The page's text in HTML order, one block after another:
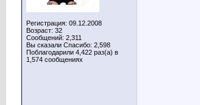
Регистрация: 09.12.2008
Возраст: 32
Сообщений: 2,311
Вы сказали Спасибо: 2,598
Поблагодарили 4,422 раз(а) в
1,574 сообщениях